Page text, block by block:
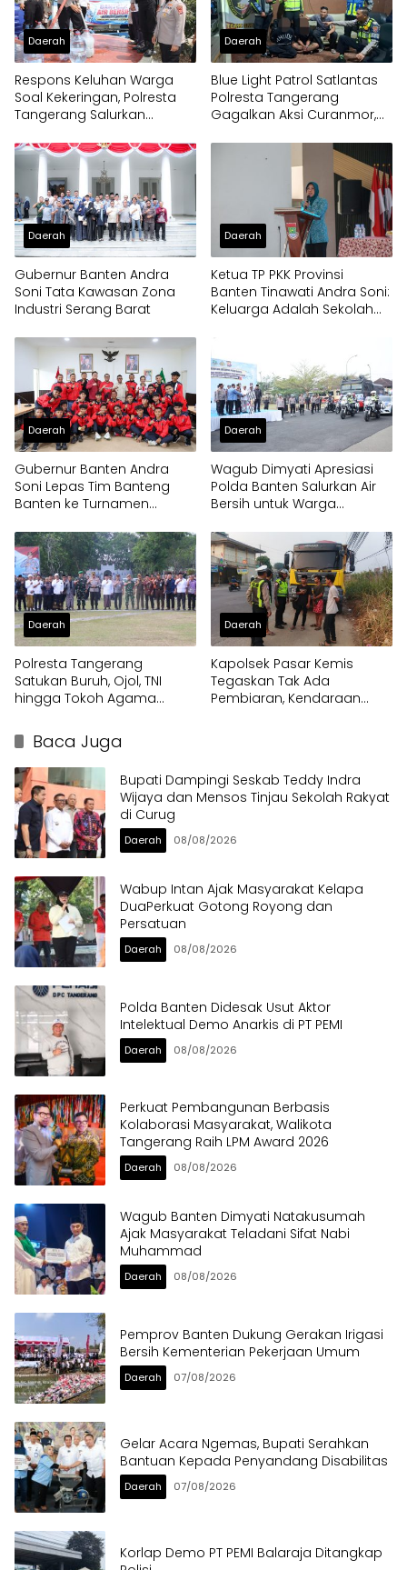
Daerah
Respons Keluhan Warga
Soal Kekeringan, Polresta
Tangerang Salurkan
Panongan
Daerah
Blue Light Patrol Satlantas
Polresta Tangerang
Gagalkan Aksi Curanmor,
Daerah
Gubernur Banten Andra
Soni Tata Kawasan Zona
Industri Serang Barat
Daerah
Ketua TP PKK Provinsi
Banten Tinawati Andra Soni:
Keluarga Adalah Sekolah
Daerah
Gubernur Banten Andra
Soni Lepas Tim Banteng
Banten ke Turnamen
Daerah
Wagub Dimyati Apresiasi
Polda Banten Salurkan Air
Bersih untuk Warga
Daerah
Polresta Tangerang
Satukan Buruh, Ojol, TNI
hingga Tokoh Agama
Daerah
Kapolsek Pasar Kemis
Tegaskan Tak Ada
Pembiaran, Kendaraan
Baca Juga
Bupati Dampingi Seskab Teddy Indra
Wijaya dan Mensos Tinjau Sekolah Rakyat
di Curug
Daerah 08/08/2026
Wabup Intan Ajak Masyarakat Kelapa
DuaPerkuat Gotong Royong dan
Persatuan
Daerah 08/08/2026
Polda Banten Didesak Usut Aktor
Intelektual Demo Anarkis di PT PEMI
Daerah 08/08/2026
Perkuat Pembangunan Berbasis
Kolaborasi Masyarakat, Walikota
Tangerang Raih LPM Award 2026
Daerah 08/08/2026
Wagub Banten Dimyati Natakusumah
Ajak Masyarakat Teladani Sifat Nabi
Muhammad
Daerah 08/08/2026
Pemprov Banten Dukung Gerakan Irigasi
Bersih Kementerian Pekerjaan Umum
Daerah 07/08/2026
Gelar Acara Ngemas, Bupati Serahkan
Bantuan Kepada Penyandang Disabilitas
Daerah 07/08/2026
Korlap Demo PT PEMI Balaraja Ditangkap